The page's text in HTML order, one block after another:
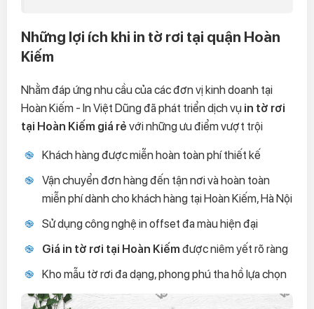
Những lợi ích khi in tờ rơi tại quận Hoàn
Kiếm
Nhằm đáp ứng nhu cầu của các đơn vị kinh doanh tại
Hoàn Kiếm - In Việt Dũng đã phát triển dịch vụ in tờ rơi
tại Hoàn Kiếm giá rẻ với những ưu điểm vượt trội
Khách hàng được miễn hoàn toàn phí thiết kế
Vận chuyển đơn hàng đến tận nơi và hoàn toàn
miễn phí dành cho khách hàng tại Hoàn Kiếm, Hà Nội
Sử dụng công nghệ in offset đa màu hiện đại
Giá in tờ rơi tại Hoàn Kiếm được niêm yết rõ ràng
Kho mẫu tờ rơi đa dạng, phong phú tha hồ lựa chọn